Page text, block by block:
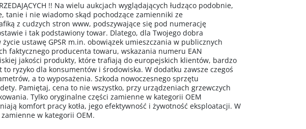
!! Na wielu aukcjach wyglądających łudząco podobnie,
tanie i nie wiadomo skąd pochodzące zamienniki ze
z cudzych stron www, podszywające się pod numerację
i tak podstawiony towar. Dlatego, dla Twojego dobra
życie ustawę GPSR m.in. obowiązek umieszczania w publicznych
faktycznego producenta towaru, wskazania numeru EAN
jakości produkty, które trafiają do europejskich klientów, bardzo
ryzyko dla konsumentów i środowiska. W dodatku zawsze czegoś
a to wyposażenia. Szkoda nowoczesnego sprzętu
Pamiętaj, cena to nie wszystko, przy urządzeniach grzewczych
Tylko oryginalne części zamienne w kategorii OEM
komfort pracy kotła, jego efektywność i żywotność eksploatacji. W
w kategorii OEM.